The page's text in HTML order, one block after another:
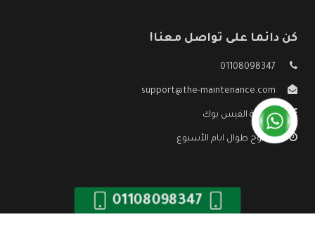
كن دائما على تواصل معنا!
01108098347
support@the-maintenance.com
صفحة الفيس بوك
مفتوح طوال ايام الأسبوع
01108098347